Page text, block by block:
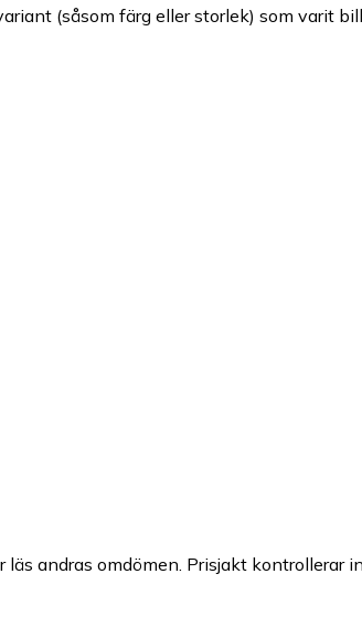
(såsom färg eller storlek) som varit
andras omdömen. Prisjakt